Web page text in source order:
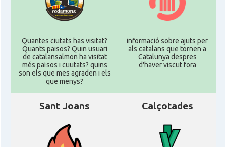
Quantes ciutats has visitat?
Quants paisos? Quin usuari
de catalansalmon ha visitat
més països i cuutats? quins
son els que mes agraden i els
que menys?
informació sobre ajuts per
als catalans que tornen a
Catalunya despres
d'haver viscut fora
Sant Joans Calçotades